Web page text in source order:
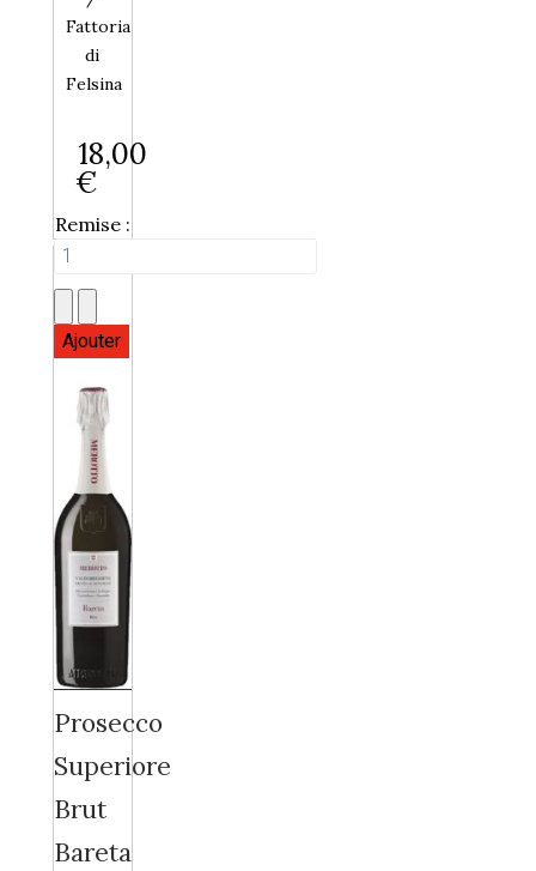
Fattoria
di
Felsina
18,00
€
Remise :
Prosecco
Superiore
Brut
Bareta